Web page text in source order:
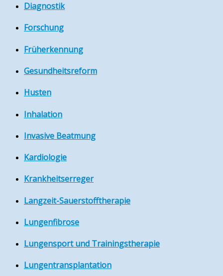
Diagnostik
Forschung
Früherkennung
Gesundheitsreform
Husten
Inhalation
Invasive Beatmung
Kardiologie
Krankheitserreger
Langzeit-Sauerstofftherapie
Lungenfibrose
Lungensport und Trainingstherapie
Lungentransplantation